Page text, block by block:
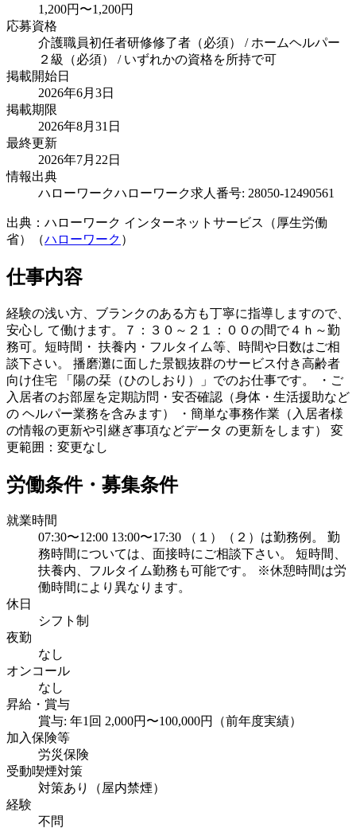
1,200円〜1,200円
応募資格
介護職員初任者研修修了者（必須） / ホームヘルパー
２級（必須） / いずれかの資格を所持で可
掲載開始日
2026年6月3日
掲載期限
2026年8月31日
最終更新
2026年7月22日
情報出典
ハローワークハローワーク求人番号: 28050-12490561
出典：ハローワーク インターネットサービス（厚生労働
省）（ハローワーク ）
仕事内容
経験の浅い方、ブランクのある方も丁寧に指導しますので、
安心し て働けます。７：３０～２１：００の間で４ｈ～勤
務可。短時間・ 扶養内・フルタイム等、時間や日数はご相
談下さい。 播磨灘に面した景観抜群のサービス付き高齢者
向け住宅 「陽の栞（ひのしおり）」でのお仕事です。 ・ご
入居者のお部屋を定期訪問・安否確認（身体・生活援助など
の ヘルパー業務を含みます） ・簡単な事務作業（入居者様
の情報の更新や引継ぎ事項などデータ の更新をします） 変
更範囲：変更なし
労働条件・募集条件
就業時間
07:30〜12:00 13:00〜17:30 （１）（２）は勤務例。 勤
務時間については、面接時にご相談下さい。 短時間、
扶養内、フルタイム勤務も可能です。 ※休憩時間は労
働時間により異なります。
休日
シフト制
夜勤
なし
オンコール
なし
昇給・賞与
賞与: 年1回 2,000円〜100,000円（前年度実績）
加入保険等
労災保険
受動喫煙対策
対策あり（屋内禁煙）
経験
不問